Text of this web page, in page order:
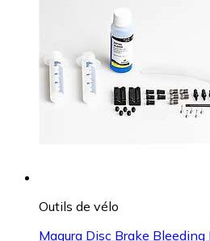
Outils de vélo
Magura Disc Brake Bleeding